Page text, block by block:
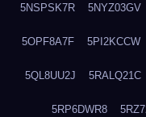
5NSPSK7R 5NYZ03GV
5OPF8A7F 5PI2KCCW
5QL8UU2J 5RALQ21C
5RP6DWR8